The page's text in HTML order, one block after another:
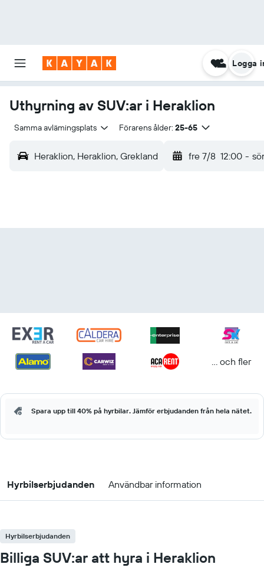
Logga
Uthyrning av SUV:ar i Heraklion
Samma avlämingsplats Förarens ålder: 25-65
Heraklion, Heraklion, Grekland fre 7/8 12:00 -
... och fler
Spara upp till 40% på hyrbilar. Jämför erbjudanden från hela nätet.
Hyrbilserbjudanden Användbar information
Hyrbilserbjudanden
Billiga SUV:ar att hyra i Heraklion